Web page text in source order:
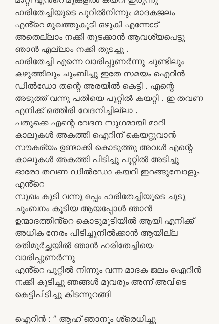
ഹരിതേച്ചിയുടെ പൂറിൽനിന്നും മാദകജലം
എൻ്റെ മുഖത്തുകൂടി ഒഴുകി എന്നോട്
അതെല്ലാം നക്കി തുടക്കാൻ ആവശ്യപെട്ടു
ഞാൻ എല്ലാം നക്കി തുടച്ചു .
ഹരിതേച്ചി എന്നെ വാരിപ്പുണർന്നു ചുണ്ടിലും
കഴുത്തിലും ചുംബിച്ചു ഇതേ സമയം ഐറിൻ
ഡിൽഡോ തന്റെ അരയിൽ കെട്ടി . എന്റെ
അടുത്ത് വന്നു പതിയെ പൂറ്റിൽ കയറ്റി . ഇ തവണ
എനിക്ക് ഒത്തിരി വേദനിച്ചില്ലാ .
പതുക്കെ എന്റെ വേദന സുഗമായി മാറി
കാലുകൾ അകത്തി ഐറിന് കെയറ്റുവാൻ
സൗകര്യം ഉണ്ടാക്കി കൊടുത്തു അവൾ എന്റെ
കാലുകൾ അകത്തി പിടിച്ചു പൂറ്റിൽ അടിച്ചു
ഓരോ തവണ ഡിൽഡോ കയറി ഇറങ്ങുമ്പോളും
എൻ്റെ
സുഖം കൂടി വന്നു ഒപ്പം ഹരിതേച്ചിയുടെ ചുടു
ചുംബനം കൂടിയ ആയപ്പോൾ ഞാൻ
ഉന്മാദത്തിൻ്റെ കൊടുമുടിയിൽ ആയി എനിക്ക്
അധിക നേരം പിടിച്ചുനിൽക്കാൻ ആയില്ല
രതിമൂർച്ഛയിൽ ഞാൻ ഹരിതേച്ചിയെ
വാരിപ്പുണർന്നു
എൻ്റെ പൂറ്റിൽ നിന്നും വന്ന മാദക ജലം ഐറിൻ
നക്കി കുടിച്ചു ഞങ്ങൾ മൂവരും അന്ന് അവിടെ
കെട്ടിപിടിച്ചു കിടന്നുറങ്ങി
ഐറിൻ : ” ആഹ് ഞാനും ശ്രെധിച്ചു